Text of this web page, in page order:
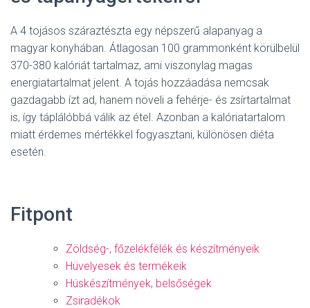
A 4 tojásos száraztészta egy népszerű alapanyag a
magyar konyhában. Átlagosan 100 grammonként körülbelül
370-380 kalóriát tartalmaz, ami viszonylag magas
energiatartalmat jelent. A tojás hozzáadása nemcsak
gazdagabb ízt ad, hanem növeli a fehérje- és zsírtartalmat
is, így táplálóbbá válik az étel. Azonban a kalóriatartalom
miatt érdemes mértékkel fogyasztani, különösen diéta
esetén.
Fitpont
Zöldség-, főzelékfélék és készítményeik
Hüvelyesek és termékeik
Húskészítmények, belsőségek
Zsiradékok